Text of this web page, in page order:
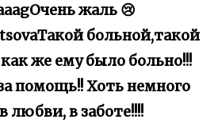
жаль 😢
больной,такой
же ему было больно!!!
помощь!! Хоть немного
любви, в заботе!!!!